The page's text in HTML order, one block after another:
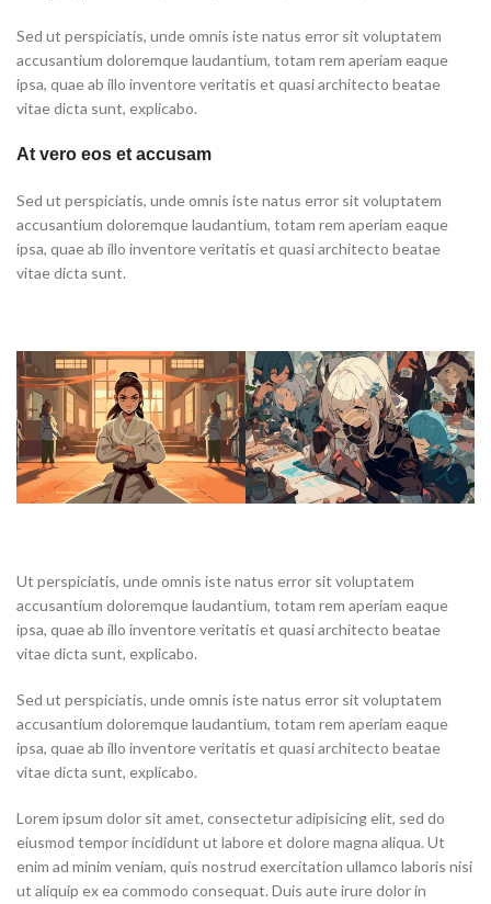
Sed ut perspiciatis, unde omnis iste natus error sit voluptatem
accusantium doloremque laudantium, totam rem aperiam eaque
ipsa, quae ab illo inventore veritatis et quasi architecto beatae
vitae dicta sunt, explicabo.
At vero eos et accusam
Sed ut perspiciatis, unde omnis iste natus error sit voluptatem
accusantium doloremque laudantium, totam rem aperiam eaque
ipsa, quae ab illo inventore veritatis et quasi architecto beatae
vitae dicta sunt.
Ut perspiciatis, unde omnis iste natus error sit voluptatem
accusantium doloremque laudantium, totam rem aperiam eaque
ipsa, quae ab illo inventore veritatis et quasi architecto beatae
vitae dicta sunt, explicabo.
Sed ut perspiciatis, unde omnis iste natus error sit voluptatem
accusantium doloremque laudantium, totam rem aperiam eaque
ipsa, quae ab illo inventore veritatis et quasi architecto beatae
vitae dicta sunt, explicabo.
Lorem ipsum dolor sit amet, consectetur adipisicing elit, sed do
eiusmod tempor incididunt ut labore et dolore magna aliqua. Ut
enim ad minim veniam, quis nostrud exercitation ullamco laboris nisi
ut aliquip ex ea commodo consequat. Duis aute irure dolor in